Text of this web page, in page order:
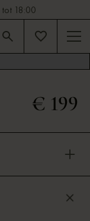
18:00
(92)
€ 199